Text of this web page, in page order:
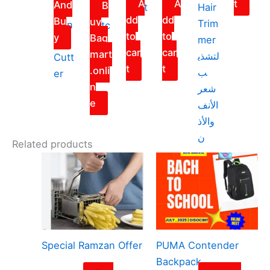
l
Crin
kle
Cutt
er
And
Bu
y
Satc
hel
Bag
B
uy
Bag
mart
.onli
n
e
mart
A
dd
to
car
t
one
A
dd
to
car
t
Hair
Trim
mer
لتشذي
ب
شعر
الأنف
والأذ
ن
t
Related products
Special Ramzan Offer
PUMA Contender
Backpack